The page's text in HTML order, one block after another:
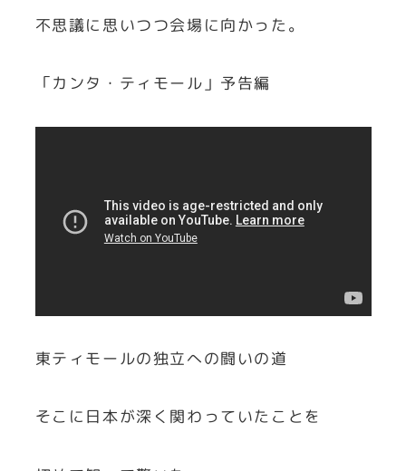
不思議に思いつつ会場に向かった。
「カンタ・ティモール」予告編
東ティモールの独立への闘いの道
そこに日本が深く関わっていたことを